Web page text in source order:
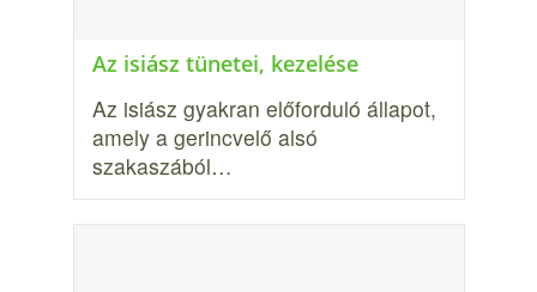
Az isiász tünetei, kezelése
Az isiász gyakran előforduló állapot,
amely a gerincvelő alsó
szakaszából…